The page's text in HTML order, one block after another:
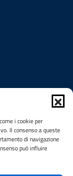
i cookie per
Il consenso a queste
di navigazione
può influire